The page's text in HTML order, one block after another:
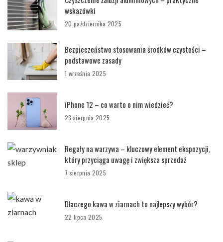
wskazówki
20 października 2025
Bezpieczeństwo stosowania środków czystości –
podstawowe zasady
1 września 2025
iPhone 12 – co warto o nim wiedzieć?
23 sierpnia 2025
Regały na warzywa – kluczowy element ekspozycji,
który przyciąga uwagę i zwiększa sprzedaż
7 sierpnia 2025
Dlaczego kawa w ziarnach to najlepszy wybór?
22 lipca 2025